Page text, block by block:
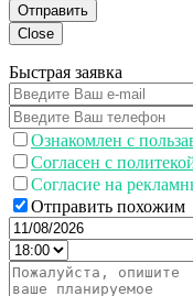
Отправить
Close
Быстрая заявка
Ознакомлен с
Согласен с
Согласие на
Отправить похожим